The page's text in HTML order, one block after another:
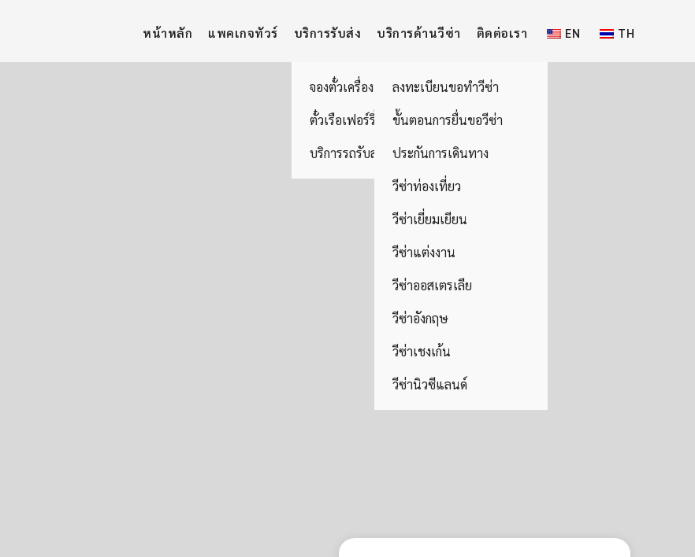
หน้าหลัก แพคเกจทัวร์ บริการรับส่ง
จองตั๋วเครื่องบิน
ตั๋วเรือเฟอร์รี่
บริการรถรับส่ง
บริการด้านวีซ่า
ลงทะเบียนขอทำวีซ่า
ขั้นตอนการยื่นขอวีซ่า
ประกันการเดินทาง
วีซ่าท่องเที่ยว
วีซ่าเยี่ยมเยียน
วีซ่าแต่งงาน
วีซ่าออสเตรเลีย
วีซ่าอังกฤษ
วีซ่าเชงเก้น
วีซ่านิวซีแลนด์
ติดต่อเรา EN TH